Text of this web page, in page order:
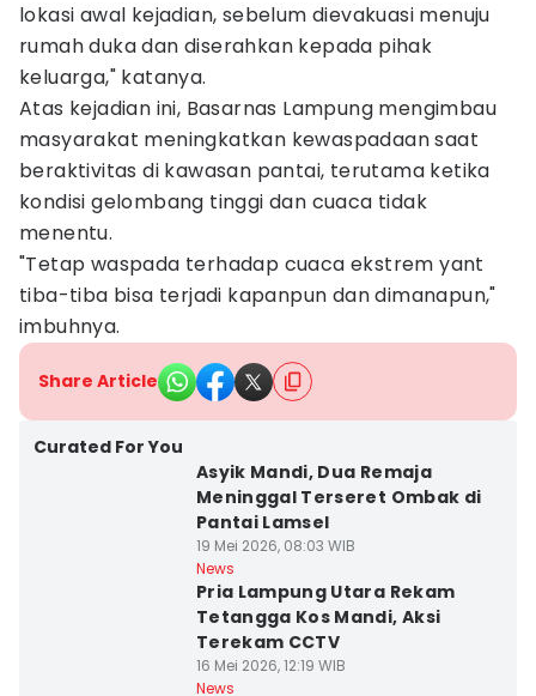
lokasi awal kejadian, sebelum dievakuasi menuju
rumah duka dan diserahkan kepada pihak
keluarga," katanya.
Atas kejadian ini, Basarnas Lampung mengimbau
masyarakat meningkatkan kewaspadaan saat
beraktivitas di kawasan pantai, terutama ketika
kondisi gelombang tinggi dan cuaca tidak
menentu.
"Tetap waspada terhadap cuaca ekstrem yant
tiba-tiba bisa terjadi kapanpun dan dimanapun,"
imbuhnya.
Share Article
Curated For You
Asyik Mandi, Dua Remaja
Meninggal Terseret Ombak di
Pantai Lamsel
19 Mei 2026, 08:03 WIB
News
Pria Lampung Utara Rekam
Tetangga Kos Mandi, Aksi
Terekam CCTV
16 Mei 2026, 12:19 WIB
News